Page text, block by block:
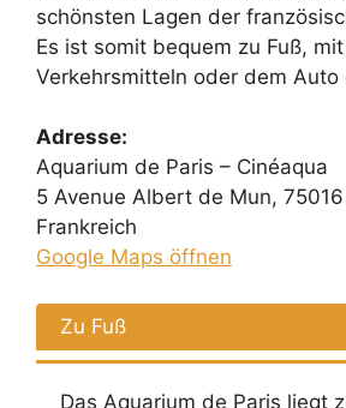
schönsten Lagen der
Es ist somit bequem zu Fuß,
Verkehrsmitteln oder dem Auto
Adresse:
Aquarium de Paris – Cinéaqua
5 Avenue Albert de Mun,
Frankreich
Google Maps öffnen
Zu Fuß
Das Aquarium de Paris liegt